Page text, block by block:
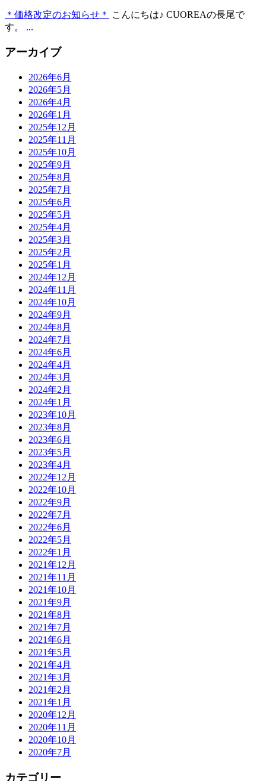
＊価格改定のお知らせ＊
こんにちは♪ CUOREAの長尾で
す。 ...
アーカイブ
2026年6月
2026年5月
2026年4月
2026年1月
2025年12月
2025年11月
2025年10月
2025年9月
2025年8月
2025年7月
2025年6月
2025年5月
2025年4月
2025年3月
2025年2月
2025年1月
2024年12月
2024年11月
2024年10月
2024年9月
2024年8月
2024年7月
2024年6月
2024年4月
2024年3月
2024年2月
2024年1月
2023年10月
2023年8月
2023年6月
2023年5月
2023年4月
2022年12月
2022年10月
2022年9月
2022年7月
2022年6月
2022年5月
2022年1月
2021年12月
2021年11月
2021年10月
2021年9月
2021年8月
2021年7月
2021年6月
2021年5月
2021年4月
2021年3月
2021年2月
2021年1月
2020年12月
2020年11月
2020年10月
2020年7月
カテゴリー